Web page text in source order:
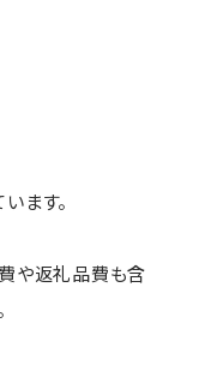
ます。
や返礼品費も含